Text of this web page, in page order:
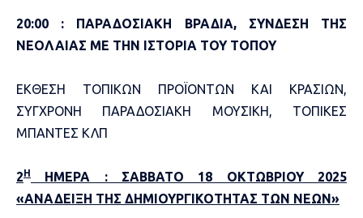
20:00 : ΠΑΡΑΔΟΣΙΑΚΗ ΒΡΑΔΙΑ, ΣΥΝΔΕΣΗ ΤΗΣ
ΝΕΟΛΑΙΑΣ ΜΕ ΤΗΝ ΙΣΤΟΡΙΑ ΤΟΥ ΤΟΠΟΥ
ΕΚΘΕΣΗ ΤΟΠΙΚΩΝ ΠΡΟΪΟΝΤΩΝ ΚΑΙ ΚΡΑΣΙΩΝ,
ΣΥΓΧΡΟΝΗ ΠΑΡΑΔΟΣΙΑΚΗ ΜΟΥΣΙΚΗ, ΤΟΠΙΚΕΣ
ΜΠΑΝΤΕΣ ΚΛΠ
2Η
ΗΜΕΡΑ : ΣΑΒΒΑΤΟ 18 ΟΚΤΩΒΡΙΟΥ 2025
«ΑΝΑΔΕΙΞΗ ΤΗΣ ΔΗΜΙΟΥΡΓΙΚΟΤΗΤΑΣ ΤΩΝ ΝΕΩΝ»